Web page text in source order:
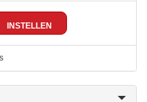
INSTELLEN